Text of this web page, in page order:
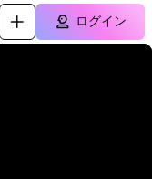
ログイン